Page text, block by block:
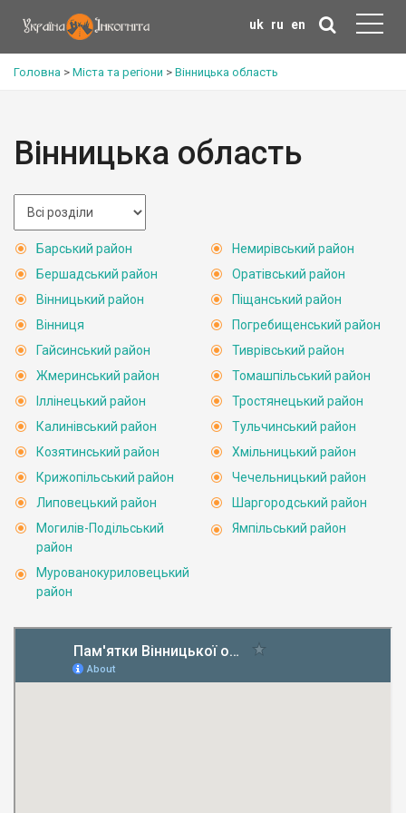
uk ru en
Головна > Міста та регіони > Вінницька область
Вінницька область
Барський район
Бершадський район
Вінницький район
Вінниця
Гайсинський район
Жмеринський район
Іллінецький район
Калинівський район
Козятинський район
Крижопільський район
Липовецький район
Могилів-Подільський
район
Мурованокуриловецький
район
Немирівський район
Оратівський район
Піщанський район
Погребищенський район
Тиврівський район
Томашпільський район
Тростянецький район
Тульчинський район
Хмільницький район
Чечельницький район
Шаргородський район
Ямпільський район